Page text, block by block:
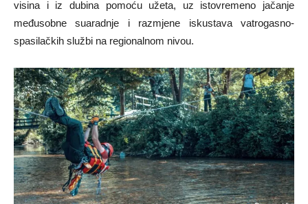
visina i iz dubina pomoću užeta, uz istovremeno jačanje
međusobne suaradnje i razmjene iskustava vatrogasno-
spasilačkih službi na regionalnom nivou.